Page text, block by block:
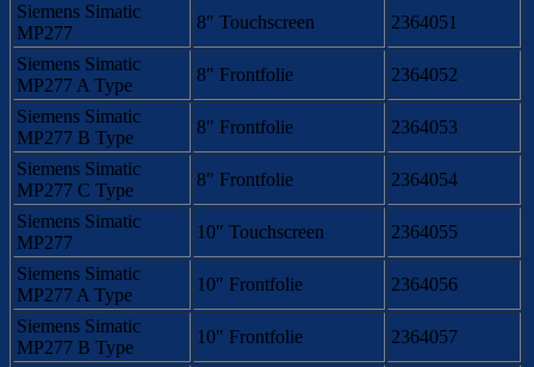
Siemens Simatic
MP277
8″ Touchscreen 2364051
Siemens Simatic
MP277 A Type
8″ Frontfolie 2364052
Siemens Simatic
MP277 B Type
8″ Frontfolie 2364053
Siemens Simatic
MP277 C Type
8″ Frontfolie 2364054
Siemens Simatic
MP277
10″ Touchscreen 2364055
Siemens Simatic
MP277 A Type
10″ Frontfolie 2364056
Siemens Simatic
MP277 B Type
10″ Frontfolie 2364057